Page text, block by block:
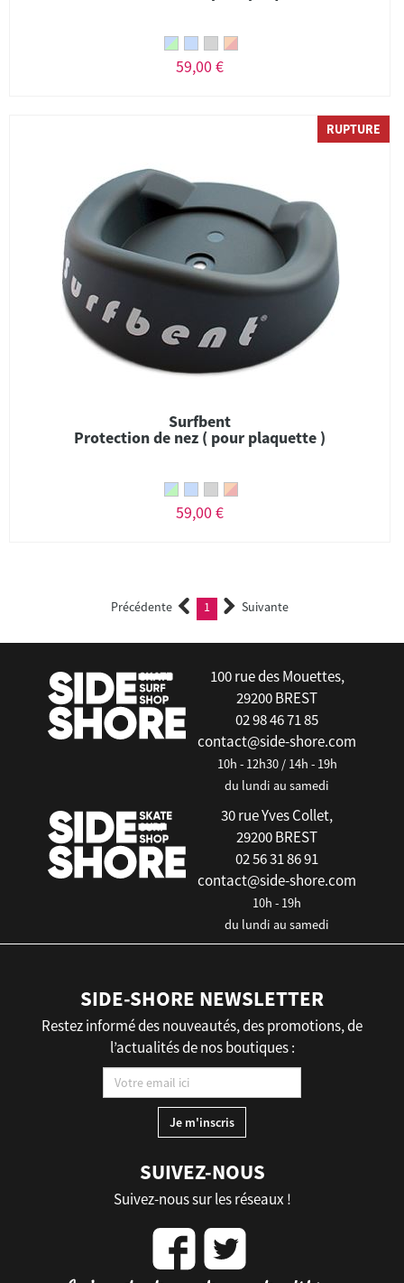
59,00 €
RUPTURE
Surfbent
Protection de nez ( pour plaquette )
59,00 €
Précédente 1 (current)Suivante
100 rue des Mouettes,
29200 BREST
02 98 46 71 85
contact@side-shore.com
10h - 12h30 / 14h - 19h
du lundi au samedi
30 rue Yves Collet,
29200 BREST
02 56 31 86 91
contact@side-shore.com
10h - 19h
du lundi au samedi
SIDE-SHORE NEWSLETTER
Restez informé des nouveautés, des promotions, de
l’actualités de nos boutiques :
SUIVEZ-NOUS
Suivez-nous sur les réseaux !